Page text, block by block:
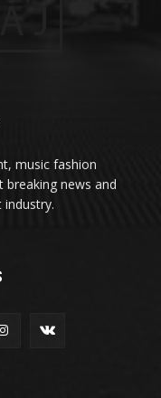
music fashion
news and